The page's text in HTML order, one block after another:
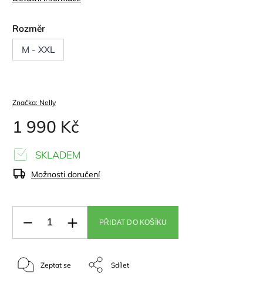
Rozměr
M - XXL
Značka: Nelly
1 990 Kč
SKLADEM
Možnosti doručení
PŘIDAT DO KOŠÍKU
Zeptat se Sdílet